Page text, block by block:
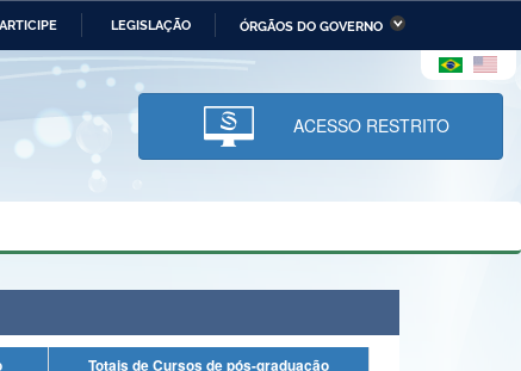
LEGISLAÇÃO ÓRGÃOS DO GOVERNO
da Economia Ministério da Infraestrutura
Ministério da Ciência,
Tecnologia, Inovações e
Comunicações
Humanos
ACESSO RESTRITO
Totais de Cursos de pós-graduação